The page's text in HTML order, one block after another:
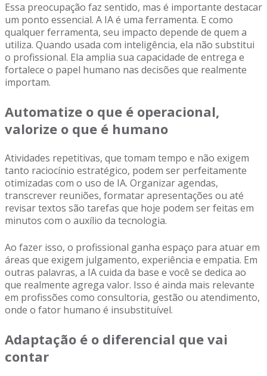
Essa preocupação faz sentido, mas é importante destacar
um ponto essencial. A IA é uma ferramenta. E como
qualquer ferramenta, seu impacto depende de quem a
utiliza. Quando usada com inteligência, ela não substitui
o profissional. Ela amplia sua capacidade de entrega e
fortalece o papel humano nas decisões que realmente
importam.
Automatize o que é operacional,
valorize o que é humano
Atividades repetitivas, que tomam tempo e não exigem
tanto raciocínio estratégico, podem ser perfeitamente
otimizadas com o uso de IA. Organizar agendas,
transcrever reuniões, formatar apresentações ou até
revisar textos são tarefas que hoje podem ser feitas em
minutos com o auxílio da tecnologia.
Ao fazer isso, o profissional ganha espaço para atuar em
áreas que exigem julgamento, experiência e empatia. Em
outras palavras, a IA cuida da base e você se dedica ao
que realmente agrega valor. Isso é ainda mais relevante
em profissões como consultoria, gestão ou atendimento,
onde o fator humano é insubstituível.
Adaptação é o diferencial que vai
contar